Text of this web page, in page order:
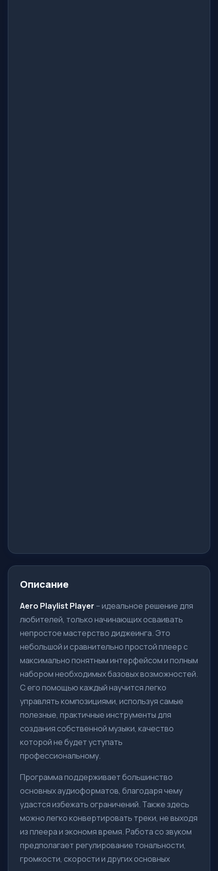
Описание
Aero Playlist Player – идеальное решение для
любителей, только начинающих осваивать
непростое мастерство диджеинга. Это
небольшой и сравнительно простой плеер с
максимально понятным интерфейсом и полным
набором необходимых базовых возможностей.
С его помощью каждый научится легко
управлять композициями, используя самые
полезные, практичные инструменты для
создания собственной музыки, качество
которой не будет уступать
профессиональному.
Программа поддерживает большинство
основных аудиоформатов, благодаря чему
удастся избежать ограничений. Также здесь
можно легко конвертировать треки, не выходя
из плеера и экономя время. Работа со звуком
предполагает регулирование тональности,
громкости, скорости и других основных